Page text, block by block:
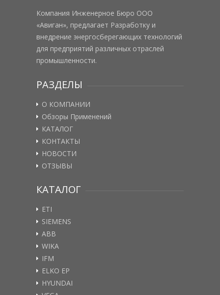
Компания Инженерное Бюро ООО
«Авиган», предлагает Разработку и
внедрение энергосберегающих технологий
для предприятий различных отраслей
промышленности.
РАЗДЕЛЫ
О КОМПАНИИ
Обзоры Применений
КАТАЛОГ
КОНТАКТЫ
НОВОСТИ
ОТЗЫВЫ
КАТАЛОГ
ETI
SIEMENS
ABB
WIKA
IFM
ELKO EP
HYUNDAI